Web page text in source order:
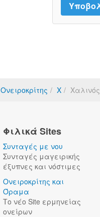
Ονειροκρίτης Χ Χαλινός
Φιλικά Sites
Συνταγές με νου
Συνταγές μαγειρικής
έξυπνες και νόστιμες
Ονειροκρίτης και
Όραμα
Το νέο Site ερμηνείας
ονείρων